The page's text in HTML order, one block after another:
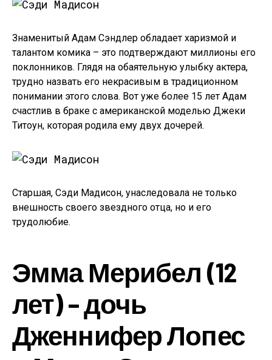
Знаменитый Адам Сэндлер обладает харизмой и
талантом комика – это подтверждают миллионы его
поклонников. Глядя на обаятельную улыбку актера,
трудно назвать его некрасивым в традиционном
понимании этого слова. Вот уже более 15 лет Адам
счастлив в браке с американской моделью Джеки
Титоун, которая родила ему двух дочерей.
Старшая, Сэди Мадисон, унаследовала не только
внешность своего звездного отца, но и его
трудолюбие.
Эмма Мерибел (12
лет) – дочь
Дженнифер Лопес